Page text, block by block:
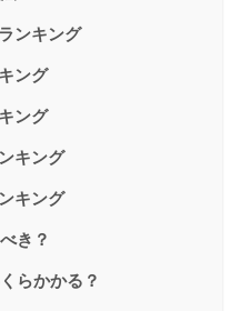
ンキング
ング
ング
キング
キング
き？
らかかる？